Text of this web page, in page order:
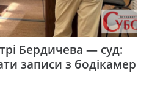
Бердичева — суд:
записи з бодікамер